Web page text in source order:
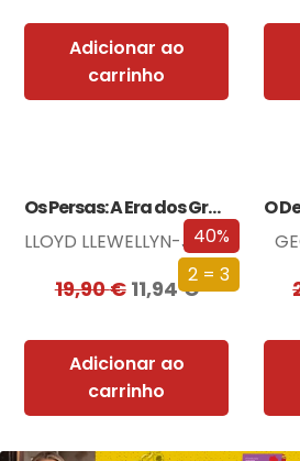
Adicionar ao
carrinho
40%
2 = 3
Os Persas: A Era dos Grandes Reis
LLOYD LLEWELLYN-JONES
19,90€ 11,94€
Adicionar ao
carrinho